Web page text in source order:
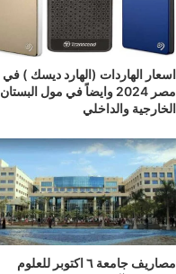
اسعار الهاردات (الهارد ديسك ) في
مصر 2024 وايضاً في مول البستان
الخارجية والداخلي
مصاريف جامعة ٦ اكتوبر للعلوم